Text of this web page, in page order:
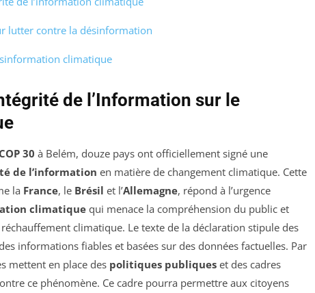
lutter contre la désinformation
climatique
de l’Information sur le
COP 30 à Belém, douze pays ont officiellement signé une
de l’information en matière de changement climatique. Cette
la France, le Brésil et l’Allemagne, répond à l’urgence
climatique qui menace la compréhension du public et
climatique. Le texte de la déclaration stipule des
informations fiables et basées sur des données factuelles. Par
mettent en place des politiques publiques et des cadres
ce phénomène. Ce cadre pourra permettre aux citoyens